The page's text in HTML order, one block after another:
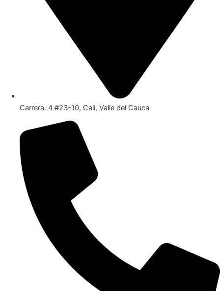
Carrera. 4 #23-10, Cali, Valle del Cauca